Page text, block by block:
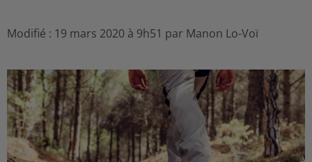
Modifié : 19 mars 2020 à 9h51 par Manon Lo-Voï